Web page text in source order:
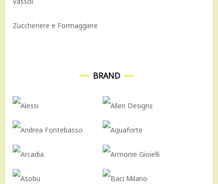
Zuccheriere e Formaggiere
BRAND